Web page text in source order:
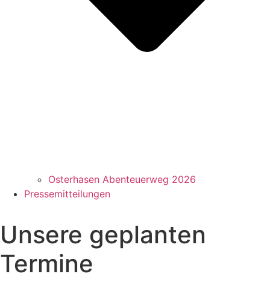
Osterhasen Abenteuerweg 2026
Pressemitteilungen
Unsere geplanten
Termine